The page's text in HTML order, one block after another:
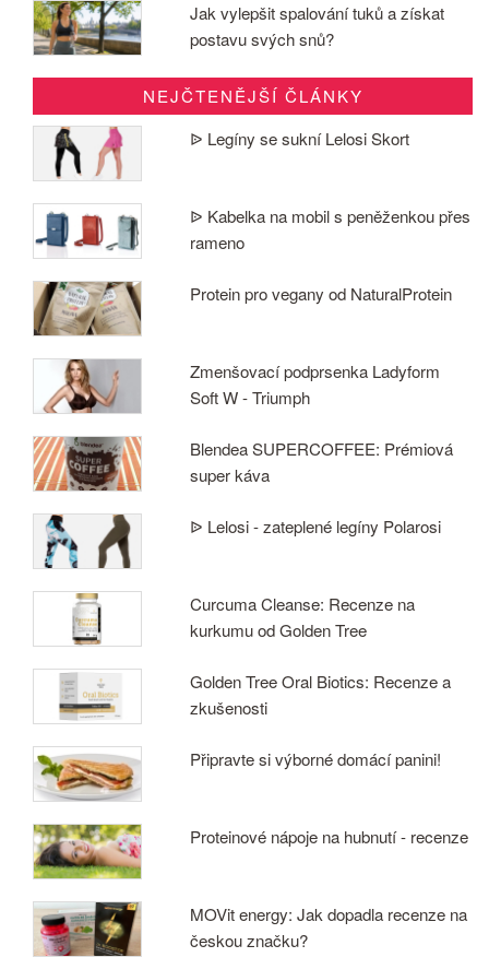
Jak vylepšit spalování tuků a získat
postavu svých snů?
NEJČTENĚJŠÍ ČLÁNKY
ᐉ Legíny se sukní Lelosi Skort
ᐉ Kabelka na mobil s peněženkou přes
rameno
Protein pro vegany od NaturalProtein
Zmenšovací podprsenka Ladyform
Soft W - Triumph
Blendea SUPERCOFFEE: Prémiová
super káva
ᐉ Lelosi - zateplené legíny Polarosi
Curcuma Cleanse: Recenze na
kurkumu od Golden Tree
Golden Tree Oral Biotics: Recenze a
zkušenosti
Připravte si výborné domácí panini!
Proteinové nápoje na hubnutí - recenze
MOVit energy: Jak dopadla recenze na
českou značku?